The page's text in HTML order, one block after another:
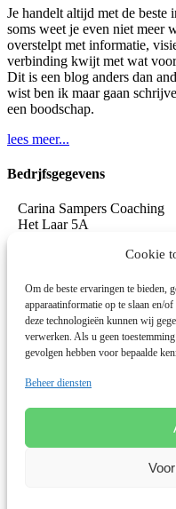
Cookie
Om de beste ervaringen te bieden,
apparaatinformatie op te slaan en/
deze technologieën kunnen wij
verwerken. Als u geen
gevolgen hebben voor bepaalde
Beheer diensten
Je handelt altijd met de beste
soms weet je even niet meer
overstelpt met informatie,
verbinding kwijt met wat
Dit is een blog anders dan
wist ben ik maar gaan
een boodschap.
lees meer...
Bedrjfsgegevens
Carina Sampers Coaching
Het Laar 5A
www.carinasampers.nl
BTW-id: NL001833928B47
KvK: 72690895
Algemene voorwaarden
Privacybeleid OEEC
© 2026 Deze website draait